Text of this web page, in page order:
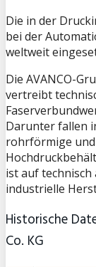
Die in der
bei der
weltweit
Die AVANCO-
vertreibt
Darunter fallen
rohrförmige
ist auf
industrielle
Historische
Co. KG